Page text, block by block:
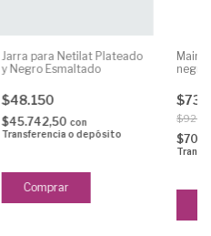
Jarra para Netilat Plateado
y Negro Esmaltado
$48.150
$45.742,50 con
Transferencia o depósito
Maim
negro